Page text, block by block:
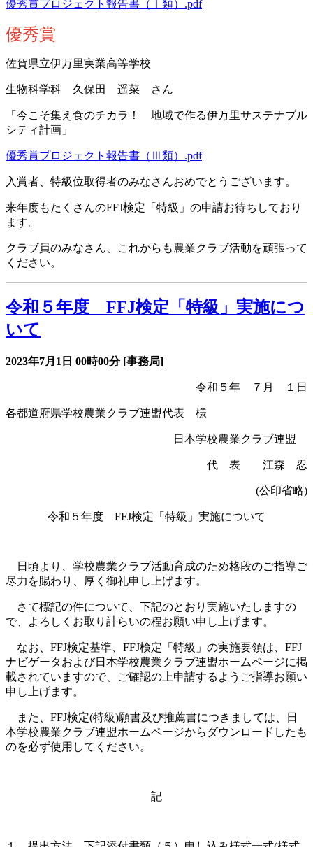
優秀賞プロジェクト報告書（Ⅰ類）.pdf
優秀賞
佐賀県立伊万里実業高等学校
生物科学科 久保田 遥菜 さん
「今こそ集え食のチカラ！ 地域で作る伊万里サステナブル
シティ計画」
優秀賞プロジェクト報告書（Ⅲ類）.pdf
入賞者、特級位取得者のみなさんおめでとうございます。
来年度もたくさんのFFJ検定「特級」の申請お待ちしており
ます。
クラブ員のみなさん、これからも農業クラブ活動を頑張って
ください。
令和５年度 FFJ検定「特級」実施につ
いて
2023年7月1日 00時00分 [事務局]
令和５年 ７月 １日
各都道府県学校農業クラブ連盟代表 様
日本学校農業クラブ連盟
代 表 江森 忍
(公印省略)
令和５年度 FFJ検定「特級」実施について
日頃より、学校農業クラブ活動育成のため格段のご指導ご
尽力を賜わり、厚く御礼申し上げます。
さて標記の件について、下記のとおり実施いたしますの
で、よろしくお取り計らいの程お願い申し上げます。
なお、 FFJ検定基準、 FFJ検定「特級」の実施要領は、 FFJ
ナビゲータおよび日本学校農業クラブ連盟ホームページに掲
載されていますので、ご確認の上申請するようご指導お願い
申し上げます。
また、 FFJ検定(特級)願書及び推薦書につきましては、日
本学校農業クラブ連盟ホームページからダウンロードしたも
のを必ず使用してください。
記